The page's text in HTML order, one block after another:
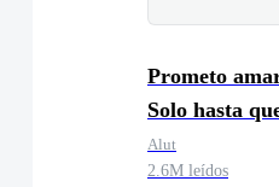
Prometo
Solo hasta
que decirte
Alut
2.6M leídos